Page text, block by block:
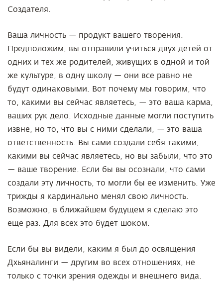
Создателя.
Ваша личность — продукт вашего творения.
Предположим, вы отправили учиться двух детей от
одних и тех же родителей, живущих в одной и той
же культуре, в одну школу — они все равно не
будут одинаковыми. Вот почему мы говорим, что
то, какими вы сейчас являетесь, — это ваша карма,
ваших рук дело. Исходные данные могли поступить
извне, но то, что вы с ними сделали, — это ваша
ответственность. Вы сами создали себя такими,
какими вы сейчас являетесь, но вы забыли, что это
— ваше творение. Если бы вы осознали, что сами
создали эту личность, то могли бы ее изменить. Уже
трижды я кардинально менял свою личность.
Возможно, в ближайшем будущем я сделаю это
еще раз. Для всех это будет шоком.
Если бы вы видели, каким я был до освящения
Дхьяналинги — другим во всех отношениях, не
только с точки зрения одежды и внешнего вида.